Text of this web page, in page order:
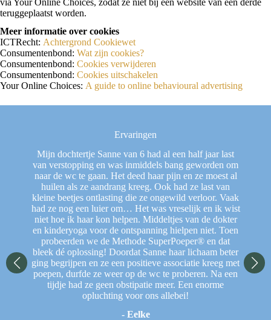
teruggeplaatst worden.
Meer informatie over cookies
ICTRecht: Achtergrond Cookiewet
Consumentenbond: Wat zijn cookies?
Consumentenbond: Cookies verwijderen
Consumentenbond: Cookies uitschakelen
Your Online Choices: A guide to online behavioural advertising
Ervaringen
Mijn dochtertje Sanne van 6 had al een half jaar last
van verstopping en was inmiddels bang geworden om
naar de wc te gaan. Het deed haar pijn en ze moest al
huilen als ze aandrang kreeg. Ook had ze last van
kleine beetjes ontlasting die ze ongewild verloor. Vaak
had ze nog een luier om… Het was vreselijk en ik wist
niet hoe ik haar kon helpen. Middeltjes van de dokter
en kinderyoga voor de ontspanning hielpen niet. Toen
probeerden we de Methode SuperPoeper® en dat
bleek dé oplossing! Doordat Sanne haar lichaam beter
ging begrijpen en ze een positieve associatie kreeg met
poepen, durfde ze weer op de wc te proberen. Na een
tijdje had ze geen obstipatie meer. Een enorme
opluchting voor ons allebei!
- Eelke